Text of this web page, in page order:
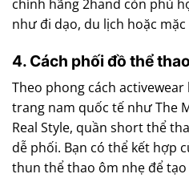
chính hãng 2hand còn phù
như đi dạo, du lịch hoặc mặc
4. Cách phối đồ thể
Theo phong cách
trang nam quốc tế như The
Real Style, quần short thể
dễ phối. Bạn có thể kết hợp
thun thể thao ôm nhẹ để